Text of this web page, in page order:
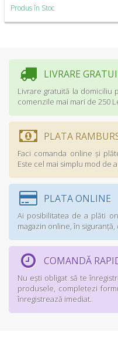
Produs în Stoc
LIVRARE
Livrare gratuită la
comenzile mai mari de 250
PLATA
Faci comanda online şi
Este cel mai simplu mod de
PLATA ONLINE
Ai posibilitatea de a plăti
magazin online, în
COMANDĂ
Nu eşti obligat să te
produsele, completezi
înregistrează imediat.